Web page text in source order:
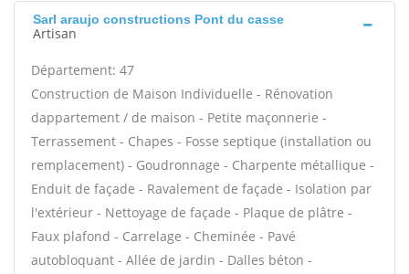
Sarl araujo constructions Pont du casse
Artisan
Département: 47
Construction de Maison Individuelle - Rénovation
dappartement / de maison - Petite maçonnerie -
Terrassement - Chapes - Fosse septique (installation ou
remplacement) - Goudronnage - Charpente métallique -
Enduit de façade - Ravalement de façade - Isolation par
l'extérieur - Nettoyage de façade - Plaque de plâtre -
Faux plafond - Carrelage - Cheminée - Pavé
autobloquant - Allée de jardin - Dalles béton -